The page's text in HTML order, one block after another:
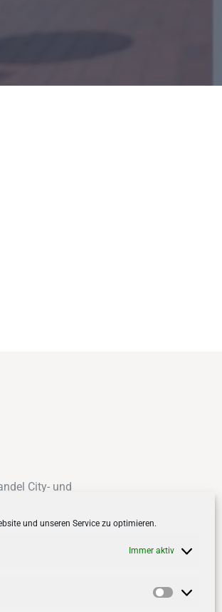
und unseren Service zu optimieren.
Immer aktiv
City- und